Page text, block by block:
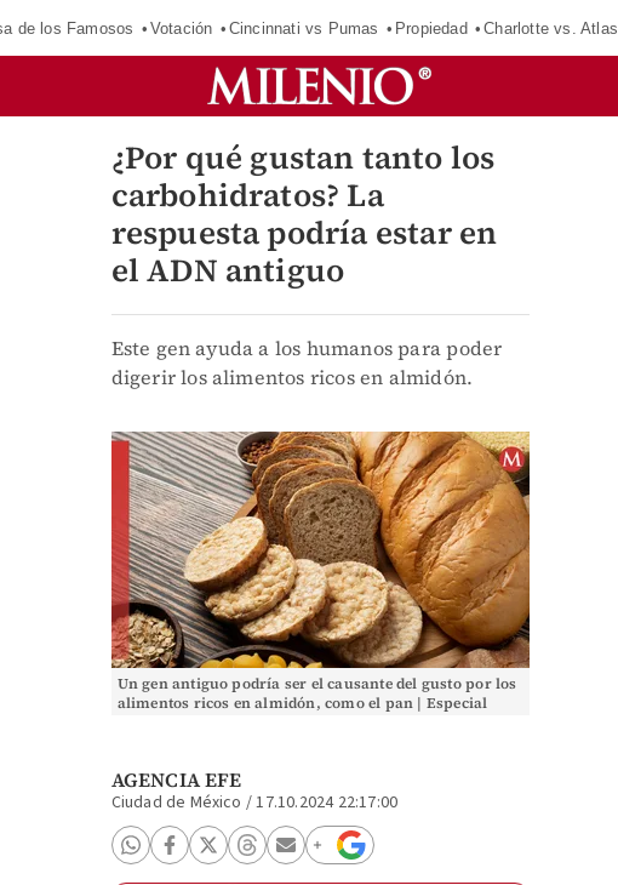
de los Famosos Votación Cincinnati vs Pumas Propiedad Charlotte vs. Atlas
¿Por qué gustan tanto los
carbohidratos? La
respuesta podría estar en
el ADN antiguo
Este gen ayuda a los humanos para poder
digerir los alimentos ricos en almidón.
Un gen antiguo podría ser el causante del gusto por los
alimentos ricos en almidón, como el pan | Especial
AGENCIA EFE
Ciudad de México /17.10.2024 22:17:00